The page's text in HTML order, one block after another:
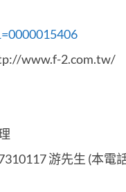
www.f-2.com.tw/
游先生 (本電